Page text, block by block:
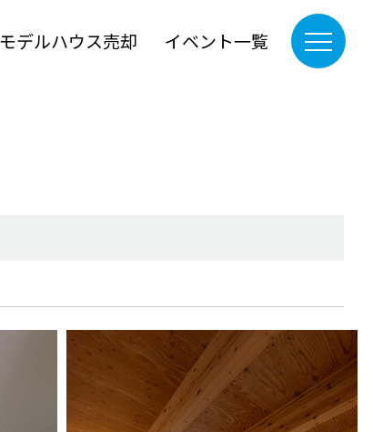
モデルハウス売却 イベント一覧